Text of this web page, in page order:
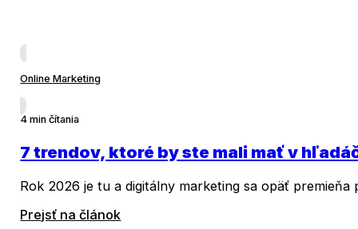
Online Marketing
4 min čítania
7 trendov, ktoré by ste mali mať v
Rok 2026 je tu a digitálny marketing sa opäť premieňa
Prejsť na článok